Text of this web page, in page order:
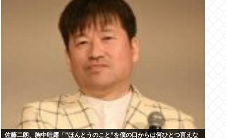
佐藤二朗、胸中吐露「”ほんとうのこと”を僕の口からは何ひとつ言えな